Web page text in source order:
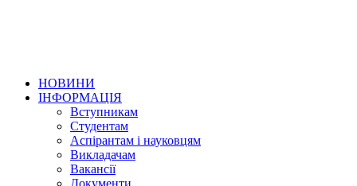
НОВИНИ
ІНФОРМАЦІЯ
Вступникам
Студентам
Аспірантам і науковцям
Викладачам
Вакансії
Документи